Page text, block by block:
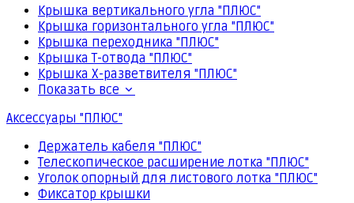
Крышка вертикального угла "ПЛЮС"
Крышка горизонтального угла "ПЛЮС"
Крышка переходника "ПЛЮС"
Крышка Т-отвода "ПЛЮС"
Крышка Х-разветвителя "ПЛЮС"
Показать все
Аксессуары "ПЛЮС"
Держатель кабеля "ПЛЮС"
Телескопическое расширение лотка "ПЛЮС"
Уголок опорный для листового лотка "ПЛЮС"
Фиксатор крышки